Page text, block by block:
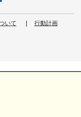
いて 行動計画